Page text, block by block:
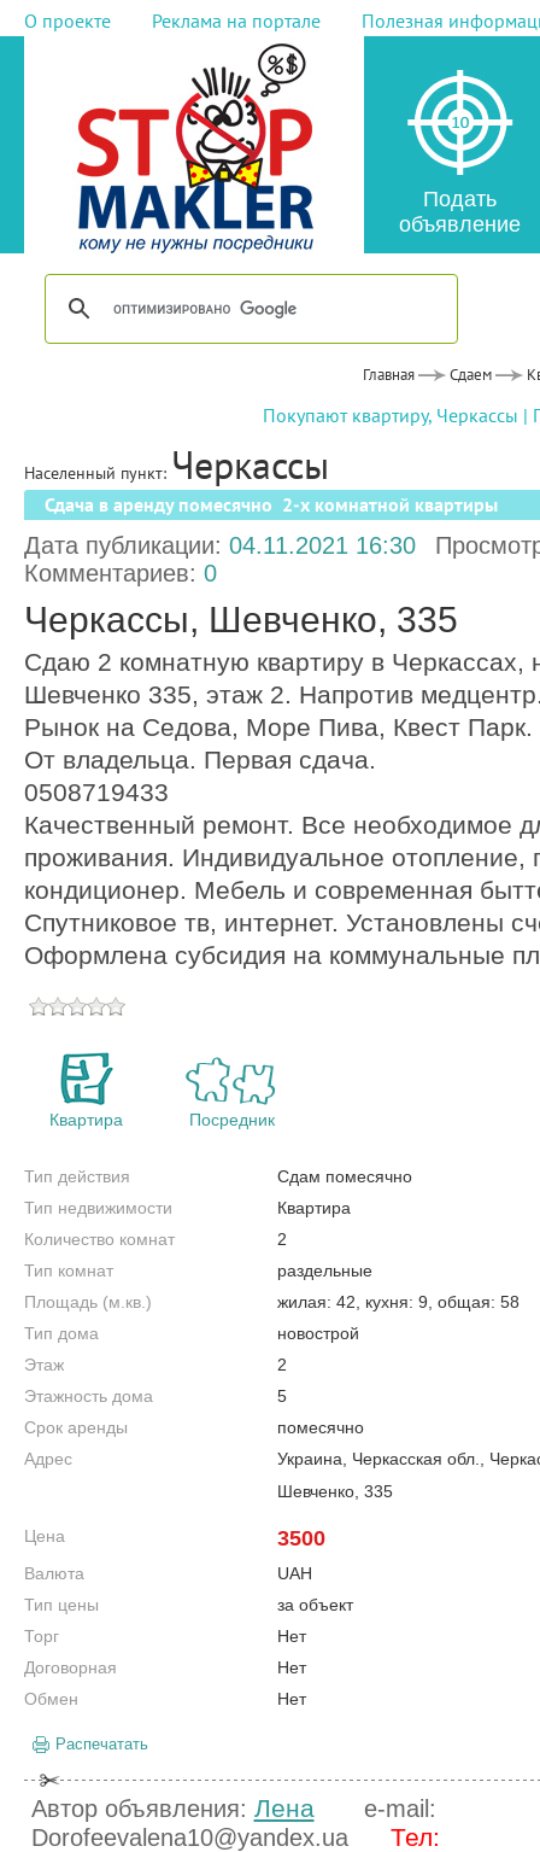
О проекте Реклама на портале Полезная
Подать
объявление
Главная Сдаем
Покупают квартиру, Черкассы |
Населенный пункт: Черкассы
Сдача в аренду помесячно 2-х комнатной квартиры
Дата публикации: 04.11.2021 16:30
Комментариев: 0
Черкассы, Шевченко, 335
Сдаю 2 комнатную квартиру в Черкассах,
Шевченко 335, этаж 2. Напротив
Рынок на Седова, Море Пива, Квест Парк.
От владельца. Первая сдача.
0508719433
Качественный ремонт. Все необходимое
проживания. Индивидуальное отопление,
кондиционер. Мебель и современная
Спутниковое тв, интернет. Установлены
Оформлена субсидия на коммунальные
Квартира Посредник
Тип действия
Сдам помесячно
Тип недвижимости
Квартира
Количество комнат
2
Тип комнат
раздельные
Площадь (м.кв.)
жилая: 42, кухня: 9, общая: 58
Тип дома
новострой
Этаж
2
Этажность дома
5
Срок аренды
помесячно
Адрес
Украина, Черкасская обл.,
Шевченко, 335
Цена 3500
Валюта
UAH
Тип цены
за объект
Торг
Нет
Договорная
Нет
Обмен
Нет
Распечатать
Автор объявления: Лена
e-mail:
Dorofeevalena10@yandex.ua
Тел: